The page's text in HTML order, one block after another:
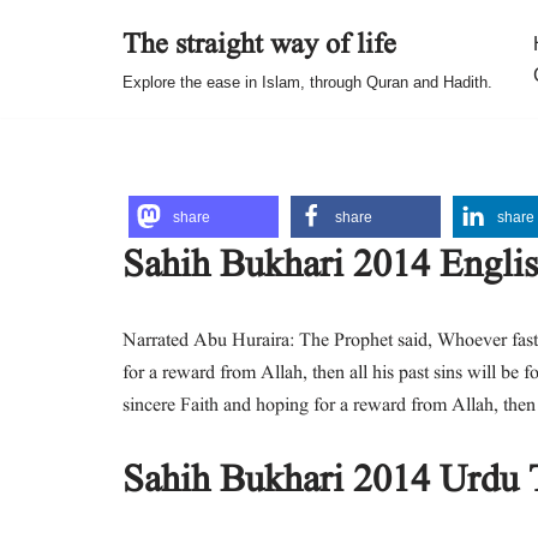
The straight way of life
Explore the ease in Islam, through Quran and Hadith.
share share share
Sahih Bukhari 2014
Narrated Abu Huraira: The Prophet said, Whoever
for a reward from Allah, then all his past sins will be
sincere Faith and hoping for a reward from Allah,
Sahih Bukhari 2014 Urdu